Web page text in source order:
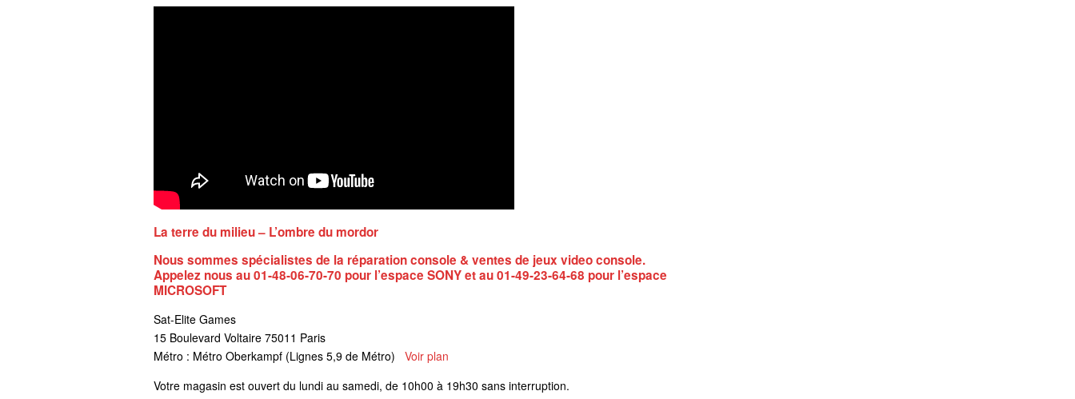
La terre du milieu – L’ombre du mordor
Nous sommes spécialistes de la réparation console & ventes de jeux video console.
Appelez nous au 01-48-06-70-70 pour l’espace SONY et au 01-49-23-64-68 pour l’espace
MICROSOFT
Sat-Elite Games
15 Boulevard Voltaire 75011 Paris
Métro : Métro Oberkampf (Lignes 5,9 de Métro) Voir plan
Votre magasin est ouvert du lundi au samedi, de 10h00 à 19h30 sans interruption.